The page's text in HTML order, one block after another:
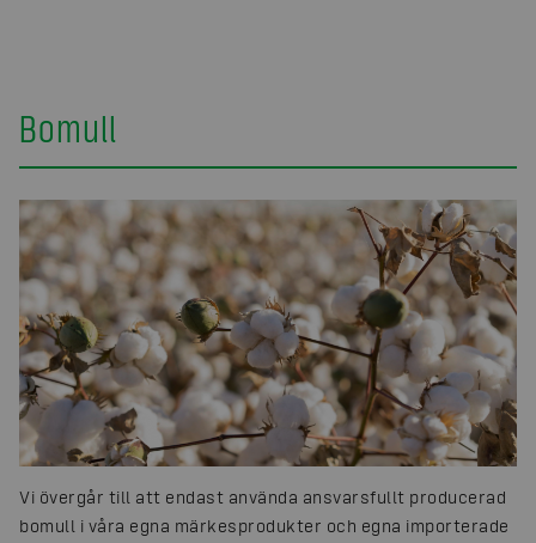
Bomull
Vi övergår till att endast använda ansvarsfullt producerad
bomull i våra egna märkesprodukter och egna importerade